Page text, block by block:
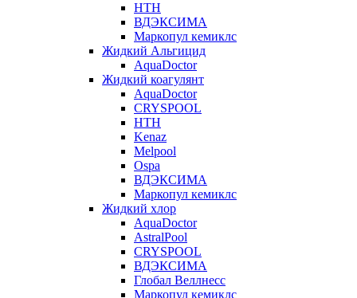
HTH
ВДЭКСИМА
Маркопул кемиклс
Жидкий Альгицид
AquaDoctor
Жидкий коагулянт
AquaDoctor
CRYSPOOL
HTH
Kenaz
Melpool
Ospa
ВДЭКСИМА
Маркопул кемиклс
Жидкий хлор
AquaDoctor
AstralPool
CRYSPOOL
ВДЭКСИМА
Глобал Веллнесс
Маркопул кемиклс